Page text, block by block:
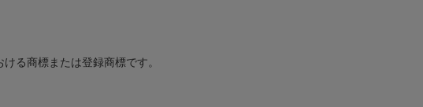
る商標または登録商標です。